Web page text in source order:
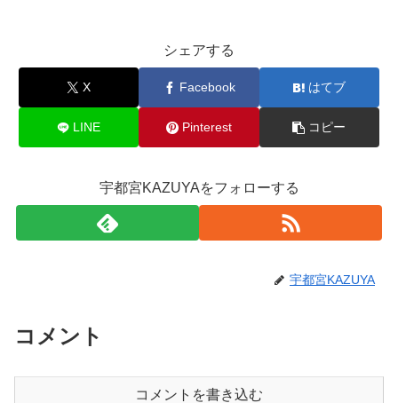
シェアする
X Facebook はてブ
LINE Pinterest コピー
宇都宮KAZUYAをフォローする
宇都宮KAZUYA
コメント
コメントを書き込む